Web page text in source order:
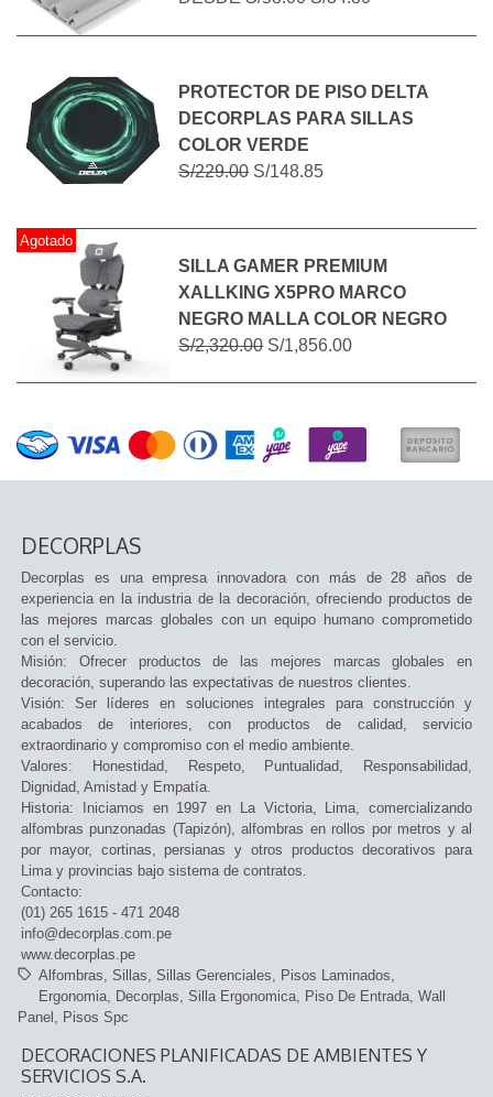
PROTECTOR DE PISO DELTA
DECORPLAS PARA SILLAS
COLOR VERDE
S/229.00S/148.85
Agotado
SILLA GAMER PREMIUM
XALLKING X5PRO MARCO
NEGRO MALLA COLOR NEGRO
S/2,320.00S/1,856.00
DECORPLAS
Decorplas es una empresa innovadora con más de 28 años de
experiencia en la industria de la decoración, ofreciendo productos de
las mejores marcas globales con un equipo humano comprometido
con el servicio.
Misión: Ofrecer productos de las mejores marcas globales en
decoración, superando las expectativas de nuestros clientes.
Visión: Ser líderes en soluciones integrales para construcción y
acabados de interiores, con productos de calidad, servicio
extraordinario y compromiso con el medio ambiente.
Valores: Honestidad, Respeto, Puntualidad, Responsabilidad,
Dignidad, Amistad y Empatía.
Historia: Iniciamos en 1997 en La Victoria, Lima, comercializando
alfombras punzonadas (Tapizón), alfombras en rollos por metros y al
por mayor, cortinas, persianas y otros productos decorativos para
Lima y provincias bajo sistema de contratos.
Contacto:
(01) 265 1615 - 471 2048
info@decorplas.com.pe
www.decorplas.pe
Alfombras
Sillas Sillas Gerenciales
Pisos Laminados
Ergonomia
Decorplas Silla Ergonomica Piso De Entrada Wall
Panel
Pisos Spc
DECORACIONES PLANIFICADAS DE AMBIENTES Y
SERVICIOS S.A.